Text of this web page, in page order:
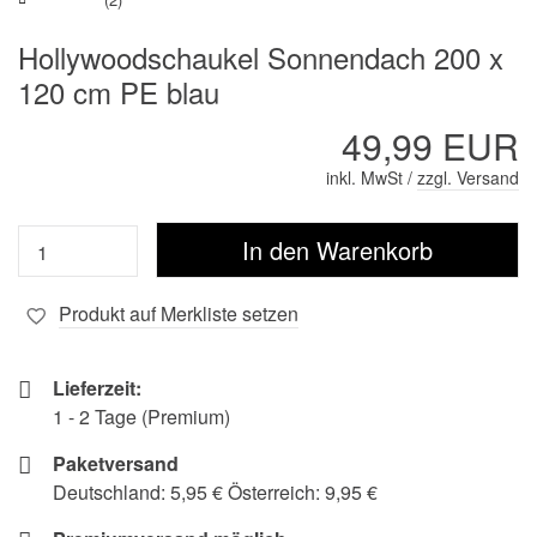
Hollywoodschaukel Sonnendach 200 x
120 cm PE blau
49,99 EUR
inkl. MwSt / zzgl. Versand
Produkt auf Merkliste setzen
Lieferzeit:
1 - 2 Tage (Premium)
Paketversand
Deutschland: 5,95 € Österreich: 9,95 €